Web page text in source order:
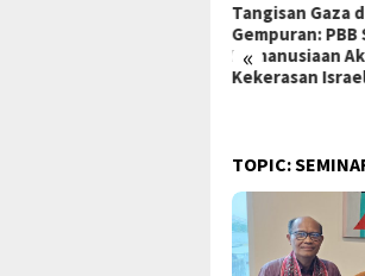
«
Tangisan Gaza di Tengah
Gempuran: PBB Soroti Krisis
Mega
Sinergi
Vertikal
TOPIC: